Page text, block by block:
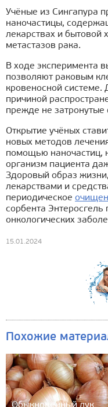
Учёные из Сингапура
наночастицы,
лекарствах и бытовой
метастазов рака.
В ходе эксперимента
позволяют раковым
кровеносной системе.
причиной
прежде не затронутые
Открытие учёных
новых методов
помощью наночастиц,
организм пациента
Здоровый образ
лекарствами и
периодическое
сорбента Энтеросгель
онкологических
15.01.2024
Похожие